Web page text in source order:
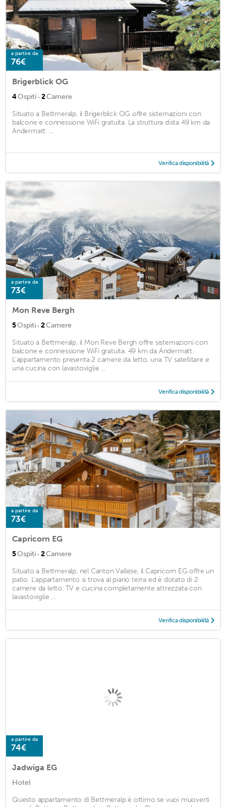
a partire da
76€
Brigerblick OG
4Ospiti · 2Camere
Situato a Bettmeralp, il Brigerblick OG offre sistemazioni con
balcone e connessione WiFi gratuita. La struttura dista 49 km da
Andermatt. ...
Verifica disponibilità
a partire da
73€
Mon Reve Bergh
5Ospiti · 2Camere
Situato a Bettmeralp, il Mon Reve Bergh offre sistemazioni con
balcone e connessione WiFi gratuita. 49 km da Andermatt.
L'appartamento presenta 2 camere da letto, una TV satellitare e
una cucina con lavastoviglie ...
Verifica disponibilità
a partire da
73€
Capricorn EG
5Ospiti · 2Camere
Situato a Bettmeralp, nel Canton Vallese, il Capricorn EG offre un
patio. L'appartamento si trova al piano terra ed è dotato di 2
camere da letto, TV e cucina completamente attrezzata con
lavastoviglie ...
Verifica disponibilità
a partire da
74€
Jadwiga EG
Hotel
Questo appartamento di Bettmeralp è ottimo se vuoi muoverti